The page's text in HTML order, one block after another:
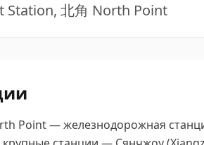
Station, 北角 North Point
Point — железнодорожная